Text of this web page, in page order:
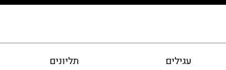
עגילים תליונים